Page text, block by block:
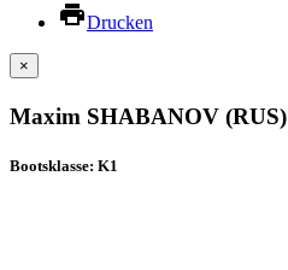
Drucken
×
Maxim SHABANOV (RUS)
Bootsklasse: K1